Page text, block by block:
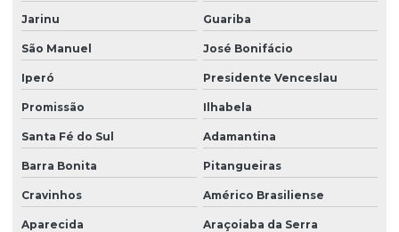
Jarinu Guariba
São Manuel José Bonifácio
Iperó Presidente Venceslau
Promissão Ilhabela
Santa Fé do Sul Adamantina
Barra Bonita Pitangueiras
Cravinhos Américo Brasiliense
Aparecida Araçoiaba da Serra